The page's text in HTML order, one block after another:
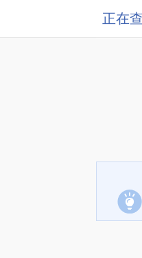
正在